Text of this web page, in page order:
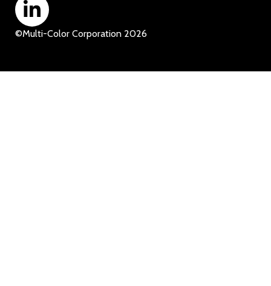
©Multi-Color Corporation 2026